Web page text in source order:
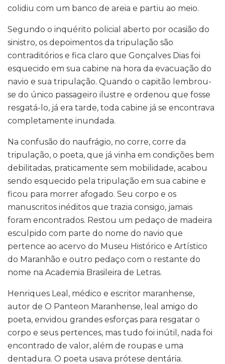
colidiu com um banco de areia e partiu ao meio.
Segundo o inquérito policial aberto por ocasião do
sinistro, os depoimentos da tripulação são
contraditórios e fica claro que Gonçalves Dias foi
esquecido em sua cabine na hora da evacuação do
navio e sua tripulação. Quando o capitão lembrou-
se do único passageiro ilustre e ordenou que fosse
resgatá-lo, já era tarde, toda cabine já se encontrava
completamente inundada.
Na confusão do naufrágio, no corre, corre da
tripulação, o poeta, que já vinha em condições bem
debilitadas, praticamente sem mobilidade, acabou
sendo esquecido pela tripulação em sua cabine e
ficou para morrer afogado. Seu corpo e os
manuscritos inéditos que trazia consigo, jamais
foram encontrados. Restou um pedaço de madeira
esculpido com parte do nome do navio que
pertence ao acervo do Museu Histórico e Artístico
do Maranhão e outro pedaço com o restante do
nome na Academia Brasileira de Letras.
Henriques Leal, médico e escritor maranhense,
autor de O Panteon Maranhense, leal amigo do
poeta, envidou grandes esforças para resgatar o
corpo e seus pertences, mas tudo foi inútil, nada foi
encontrado de valor, além de roupas e uma
dentadura. O poeta usava prótese dentária.